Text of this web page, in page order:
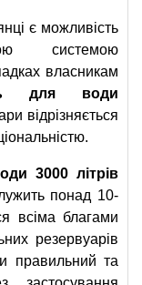
є можливість
системою
власникам
для води
відрізняється
3000 літрів
понад 10-
всіма благами
резервуарів
правильний та